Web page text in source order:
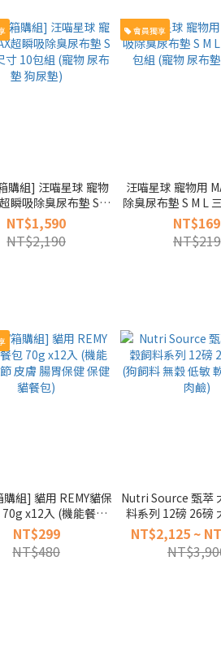
購組] 汪喵星球 寵物
瞬吸除臭尿布墊 S M
10包組 (寵物 尿布墊
狗尿墊)
NT$1,590
NT$2,190
會員獨享
汪喵星球 寵物用
除臭尿布墊 S M L
組 (寵物 尿布墊
NT$169
NT$219
組] 貓用 REMY貓保
x12入 (機能餐包
膚 腸胃保健 保健 貓餐
包)
NT$299
NT$480
Nutri Source 甄萃
料系列 12磅 26磅
料 無穀 低敏 軟骨
NT$2,125 ~